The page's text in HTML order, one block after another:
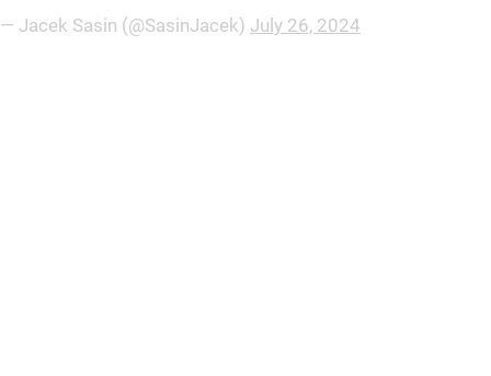
— Jacek Sasin (@SasinJacek) July 26, 2024